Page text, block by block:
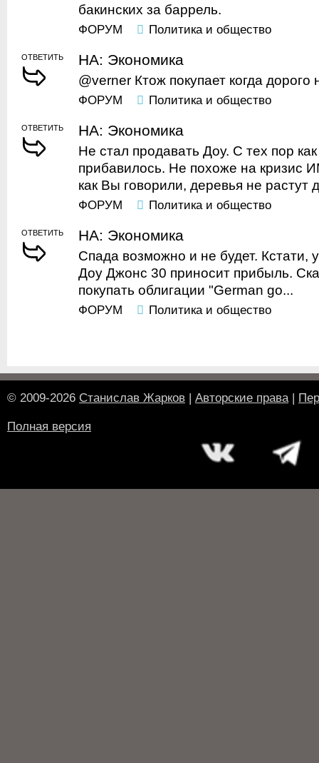
бакинских за баррель.
ФОРУМ Политика и общество
ОТВЕТИТЬ НА: Экономика
@verner Ктож покупает когда дорого
ФОРУМ Политика и общество
ОТВЕТИТЬ НА: Экономика
Не стал продавать Доу. С тех пор
прибавилось. Не похоже на кризис
как Вы говорили, деревья не растут
ФОРУМ Политика и общество
ОТВЕТИТЬ НА: Экономика
Спада возможно и не будет. Кстати,
Доу Джонс 30 приносит прибыль.
покупать облигации "German go...
ФОРУМ Политика и общество
© 2009-2026 Станислав Жарков | Авторские права|
Полная версия